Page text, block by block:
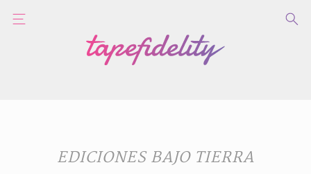
EDICIONES BAJO TIERRA